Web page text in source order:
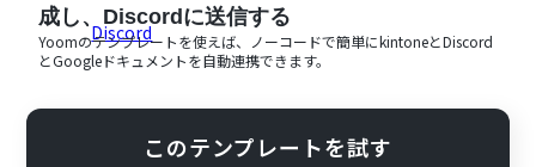
成し、Discordに送信する
Yoomのテンプレートを使えば、ノーコードで簡単にkintoneとDiscord
とGoogleドキュメントを自動連携できます。
このテンプレートを試す